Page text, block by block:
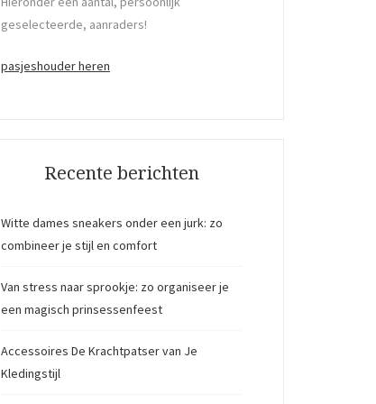
geselecteerde, aanraders!
pasjeshouder heren
Recente berichten
Witte dames sneakers onder een jurk: zo
combineer je stijl en comfort
Van stress naar sprookje: zo organiseer je
een magisch prinsessenfeest
Accessoires De Krachtpatser van Je
Kledingstijl